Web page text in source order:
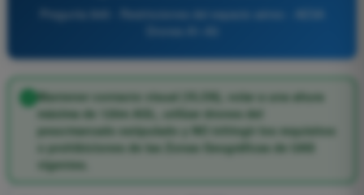
Pregunta 849 - Restricciones del espacio aéreo - AESA
Mantener contacto visual (VLOS), volar a una altura
máxima de 120m AGL, utilizar drones del
peso/marcado estipulado y NO infringir los requisitos
o prohibiciones de las Zonas Geográficas de UAS
vigentes.